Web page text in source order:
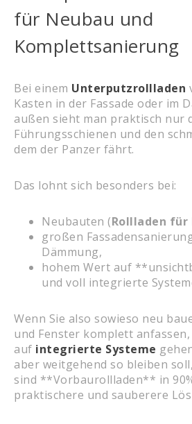
für Neubau und
Komplettsanierung
Bei einem Unterputzrollladen
Kasten in der Fassade oder im
außen sieht man praktisch nur
Führungsschienen und den
dem der Panzer fährt.
Das lohnt sich besonders bei:
Neubauten (Rollladen für
großen
Dämmung,
hohem Wert auf
und voll integrierte
Wenn Sie also sowieso neu
und Fenster komplett
auf integrierte Systeme
aber weitgehend so bleiben
sind **Vorbaurollladen** in
praktischere und sauberere